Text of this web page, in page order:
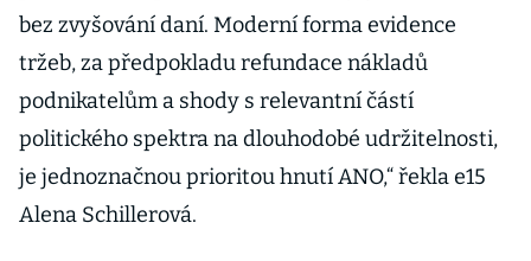
bez zvyšování daní. Moderní forma evidence
tržeb, za předpokladu refundace nákladů
podnikatelům a shody s relevantní částí
politického spektra na dlouhodobé udržitelnosti,
je jednoznačnou prioritou hnutí ANO,“ řekla e15
Alena Schillerová.